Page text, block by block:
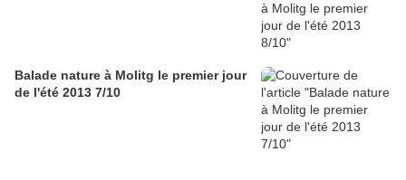
Balade nature à Molitg le premier jour
de l'été 2013 7/10